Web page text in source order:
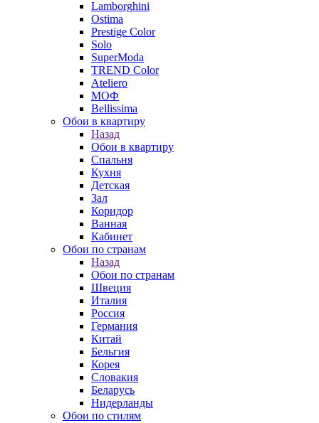
Lamborghini
Ostima
Prestige Color
Solo
SuperModa
TREND Color
Ateliero
МОФ
Bellissima
Обои в квартиру
Назад
Обои в квартиру
Спальня
Кухня
Детская
Зал
Коридор
Ванная
Кабинет
Обои по странам
Назад
Обои по странам
Швеция
Италия
Россия
Германия
Китай
Бельгия
Корея
Словакия
Беларусь
Нидерланды
Обои по стилям